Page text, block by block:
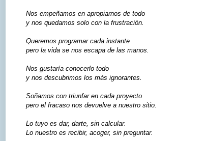
Nos empeñamos en apropiarnos de todo
y nos quedamos solo con la frustración.
Queremos programar cada instante
pero la vida se nos escapa de las manos.
Nos gustaría conocerlo todo
y nos descubrimos los más ignorantes.
Soñamos con triunfar en cada proyecto
pero el fracaso nos devuelve a nuestro sitio.
Lo tuyo es dar, darte, sin calcular.
Lo nuestro es recibir, acoger, sin preguntar.